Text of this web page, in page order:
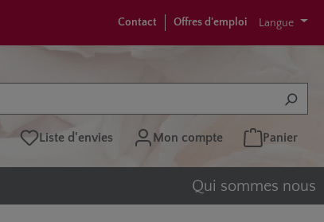
Contact Offres d'emploi Langue
Liste d'envies Mon compte Panier
Qui sommes nous